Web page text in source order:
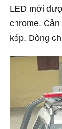
LED mới
chrome.
kép. Dòng